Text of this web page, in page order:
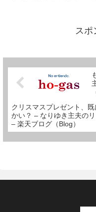
もないです」「普通は引き取
いって」「普通でなくて結構
スポ
クリスマスプレゼント、既
かい？ – なりゆき主夫の
– 楽天ブログ（Blog）